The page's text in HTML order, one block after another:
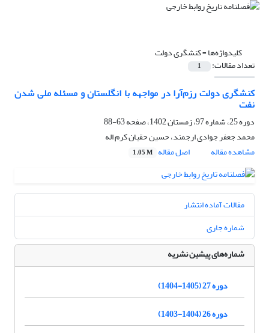
کلیدواژه‌ها =کنشگری دولت
تعداد مقالات: 1
کنشگری دولت رزم‌آرا در مواجهه با انگلستان و مسئله ملی شدن
نفت
دوره 25، شماره 97، زمستان 1402، صفحه
63-88
محمد جعفر جوادی ارجمند، حسین حقیان کرم اله
مشاهده مقاله
اصل مقاله 1.05 M
مقالات آماده انتشار
شماره جاری
شماره‌های پیشین نشریه
دوره 27 (1405-1404)
دوره 26 (1404-1403)